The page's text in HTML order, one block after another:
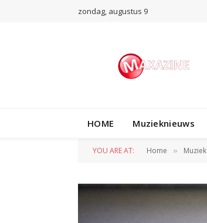
zondag, augustus 9
HOME Muzieknieuws
YOU ARE AT: Home » Muziek